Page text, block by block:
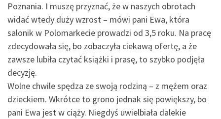
Poznania. I muszę przyznać, że w naszych obrotach
widać wtedy duży wzrost – mówi pani Ewa, która
salonik w Polomarkecie prowadzi od 3,5 roku. Na pracę
zdecydowała się, bo zobaczyła ciekawą ofertę, a że
zawsze lubiła czytać książki i prasę, to szybko podjęła
decyzję.
Wolne chwile spędza ze swoją rodziną – z mężem oraz
dzieckiem. Wkrótce to grono jednak się powiększy, bo
pani Ewa jest w ciąży. Niegdyś uwielbiała dalekie